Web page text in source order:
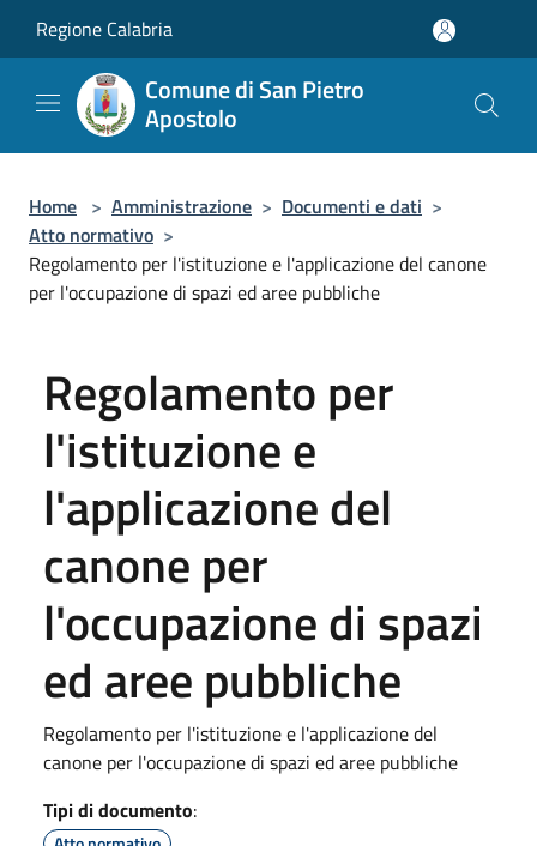
Regione Calabria
Comune di San Pietro
Apostolo
Home > Amministrazione > Documenti e dati >
Atto normativo >
Regolamento per l'istituzione e l'applicazione del canone
per l'occupazione di spazi ed aree pubbliche
Regolamento per
l'istituzione e
l'applicazione del
canone per
l'occupazione di spazi
ed aree pubbliche
Regolamento per l'istituzione e l'applicazione del
canone per l'occupazione di spazi ed aree pubbliche
Tipi di documento: